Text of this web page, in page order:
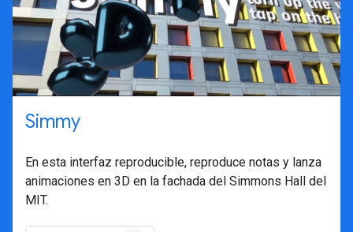
Simmy
En esta interfaz reproducible, reproduce notas y lanza
animaciones en 3D en la fachada del Simmons Hall del
MIT.